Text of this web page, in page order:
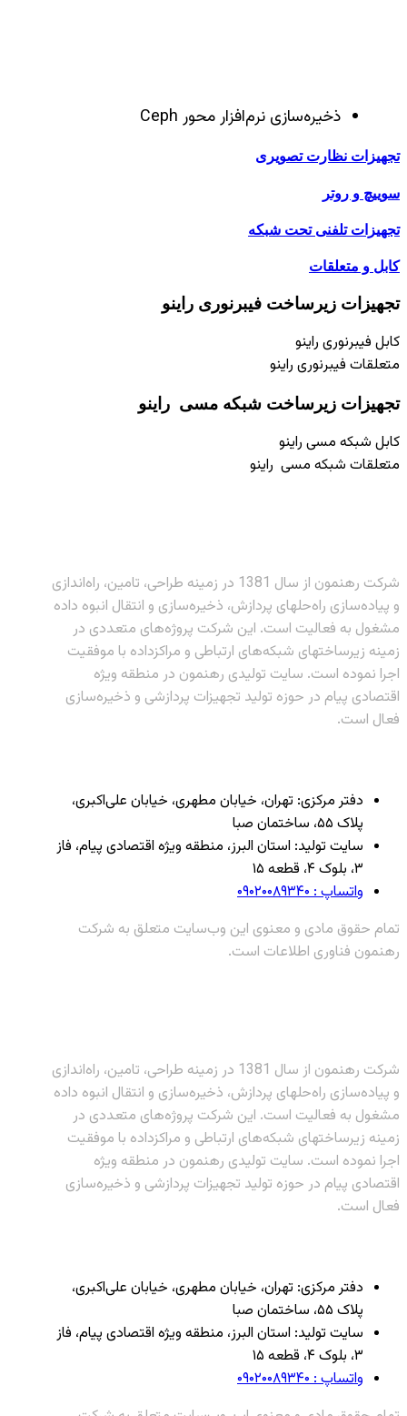
ذخیره‌سازی نرم‌افزار محور Ceph
تجهیزات نظارت تصویری
سوییچ و روتر
تجهیزات تلفنی تحت شبکه
کابل و متعلقات
تجهیزات زیر‌ساخت فیبر‌نوری راینو
کابل فیبر‌نوری راینو
متعلقات فیبر‌نوری راینو
تجهیزات زیر‌ساخت شبکه مسی راینو
کابل شبکه مسی راینو
متعلقات شبکه مسی راینو
شرکت رهنمون از سال 1381 در زمینه طراحی، تامین، راه‌اندازی
و پیاده‌سازی راه‌حلهای پردازش، ذخیره‌سازی و انتقال انبوه داده
مشغول به فعالیت است. این شرکت پروژه‌های متعددی در
زمینه زیرساختهای شبکه‌های ارتباطی و مراکزداده با موفقیت
اجرا نموده است. سایت تولیدی رهنمون در منطقه ویژه
اقتصادی پیام در حوزه تولید تجهیزات پردازشی و ذخیره‌سازی
فعال است.
دفتر مرکزی: تهران، خیابان مطهری، خیابان علی‌اکبری،
پلاک ۵۵، ساختمان صبا
سایت تولید: استان البرز، منطقه ویژه اقتصادی پیام، فاز
۳، بلوک ۴، قطعه ۱۵
واتساپ : ۰۹۰۲۰۰۸۹۳۴۰
تمام حقوق مادی و معنوی این وب‌سایت متعلق به شرکت
رهنمون فناوری اطلاعات است.
شرکت رهنمون از سال 1381 در زمینه طراحی، تامین، راه‌اندازی
و پیاده‌سازی راه‌حلهای پردازش، ذخیره‌سازی و انتقال انبوه داده
مشغول به فعالیت است. این شرکت پروژه‌های متعددی در
زمینه زیرساختهای شبکه‌های ارتباطی و مراکزداده با موفقیت
اجرا نموده است. سایت تولیدی رهنمون در منطقه ویژه
اقتصادی پیام در حوزه تولید تجهیزات پردازشی و ذخیره‌سازی
فعال است.
دفتر مرکزی: تهران، خیابان مطهری، خیابان علی‌اکبری،
پلاک ۵۵، ساختمان صبا
سایت تولید: استان البرز، منطقه ویژه اقتصادی پیام، فاز
۳، بلوک ۴، قطعه ۱۵
واتساپ : ۰۹۰۲۰۰۸۹۳۴۰